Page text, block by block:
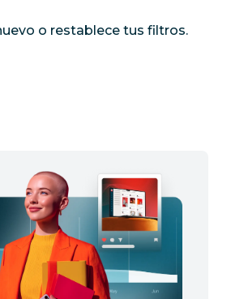
o restablece tus filtros.